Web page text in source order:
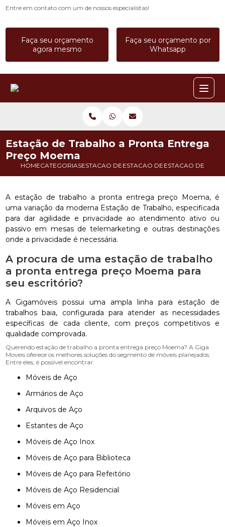
Entre em contato com um de nossos especialistas!
Faça seu orçamento
agora mesmo
Faça seu orçamento por
Whatsapp
HOMECATEGORIASESTACAO DE TRABALHOESTACAO DE TRABALHO BAIA
ESTACAO DE
Estação de Trabalho a Pronta Entrega
Preço Moema
A estação de trabalho a pronta entrega preço Moema, é
uma variação da moderna Estação de Trabalho, especificada
para dar agilidade e privacidade ao atendimento ativo ou
passivo em mesas de telemarketing e outras destinações
onde a privacidade é necessária.
A procura de uma estação de trabalho
a pronta entrega preço Moema para
seu escritório?
A Gigamóveis possui uma ampla linha para estação de
trabalhos baia, configurada para atender as necessidades
específicas de cada cliente, com preços competitivos e
qualidade comprovada.
Querendo estação de trabalho a pronta entrega preço Moema? A Giga
Moveis oferece os melhores soluções do segmento de móveis planejados.
Entre eles, é possível encontrar:
Móveis de Aço
Armários de Aço
Arquivos de Aço
Estantes de Aço
Móveis de Aço Inox
Móveis de Aço para Biblioteca
Móveis de Aço para Refeitório
Móveis de Aço Residencial
Móveis em Aço
Móveis em Aço Inox